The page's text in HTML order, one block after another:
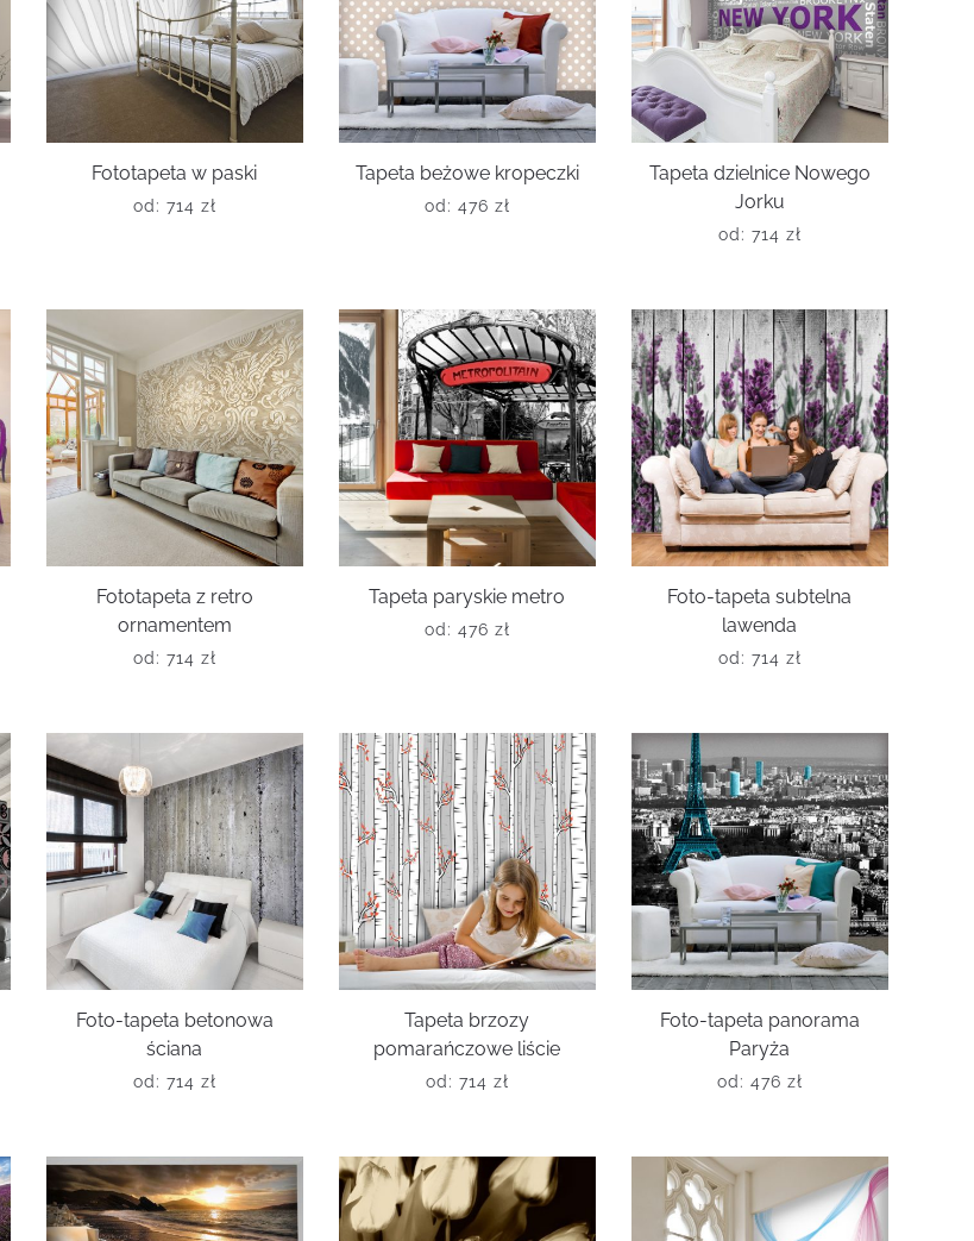
Fototapeta w paski
od: 714 zł
Tapeta beżowe kropeczki
od: 476 zł
Tapeta dzielnice Nowego
Jorku
od: 714 zł
Fototapeta z retro
ornamentem
od: 714 zł
Tapeta paryskie metro
od: 476 zł
Foto-tapeta subtelna
lawenda
od: 714 zł
Foto-tapeta betonowa
ściana
od: 714 zł
Tapeta brzozy
pomarańczowe liście
od: 714 zł
Foto-tapeta panorama
Paryża
od: 476 zł